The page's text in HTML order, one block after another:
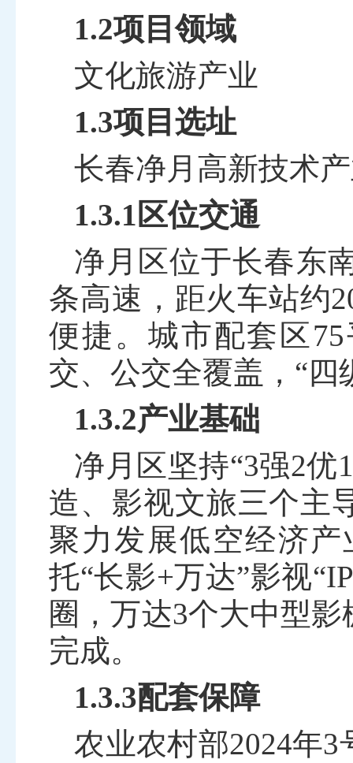
1.2项目领域
文化旅游产业
1.3项目选址
长春净月高新技术
1.3.1区位交通
净月区位于长春东
条高速，距火车站约
便捷。城市配套区75
交、公交全覆盖，“
1.3.2产业基础
净月区坚持“3强2优1
造、影视文旅三个主
聚力发展低空经济
托“长影+万达”影视“IP
圈，万达3个大中型影
完成。
1.3.3配套保障
农业农村部2024年3